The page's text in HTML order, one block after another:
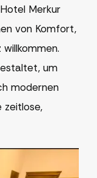
Merkur
von Komfort,
um
modernen
zeitlose,